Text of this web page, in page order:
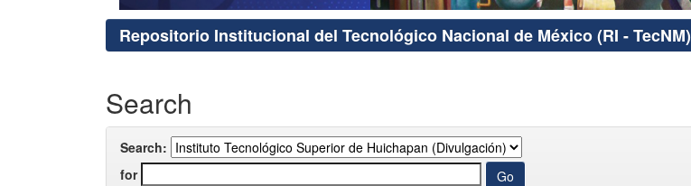
Repositorio Institucional del Tecnológico Nacional de México (RI - TecNM)
Search
Search:
for